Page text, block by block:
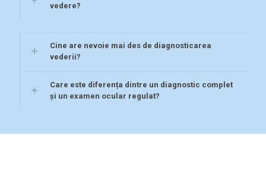
vedere?
Cine are nevoie mai des de diagnosticarea
vederii?
Care este diferența dintre un diagnostic complet
și un examen ocular regulat?